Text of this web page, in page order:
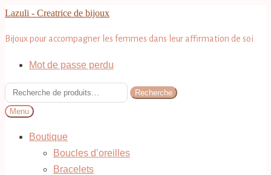
Aller
la
navigation
Aller
contenu
Lazuli - Creatrice de bijoux
Bijoux pour accompagner les femmes dans leur affirmation de soi
Mot de passe perdu
Recherche
pour :
Recherche
Menu
Boutique
Boucles d’oreilles
Bracelets